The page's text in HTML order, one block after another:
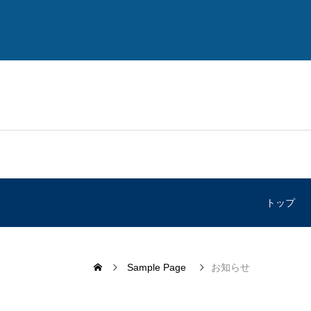
トップ
Sample Page お知らせ